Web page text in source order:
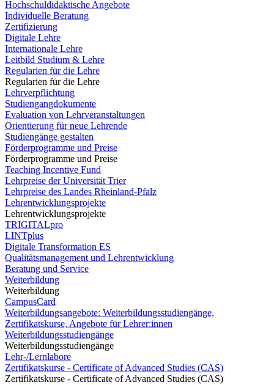
Hochschuldidaktische Angebote
Individuelle Beratung
Zertifizierung
Digitale Lehre
Internationale Lehre
Leitbild Studium & Lehre
Regularien für die Lehre
Regularien für die Lehre
Lehrverpflichtung
Studiengangdokumente
Evaluation von Lehrveranstaltungen
Orientierung für neue Lehrende
Studiengänge gestalten
Förderprogramme und Preise
Förderprogramme und Preise
Teaching Incentive Fund
Lehrpreise der Universität Trier
Lehrpreise des Landes Rheinland-Pfalz
Lehrentwicklungsprojekte
Lehrentwicklungsprojekte
TRIGITALpro
LINTplus
Digitale Transformation ES
Qualitätsmanagement und Lehrentwicklung
Beratung und Service
Weiterbildung
Weiterbildung
CampusCard
Weiterbildungsangebote: Weiterbildungsstudiengänge,
Zertifikatskurse, Angebote für Lehrer:innen
Weiterbildungsstudiengänge
Weiterbildungsstudiengänge
Lehr-/Lernlabore
Zertifikatskurse - Certificate of Advanced Studies (CAS)
Zertifikatskurse - Certificate of Advanced Studies (CAS)